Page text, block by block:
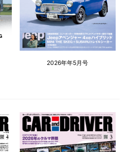
2026年年5月号